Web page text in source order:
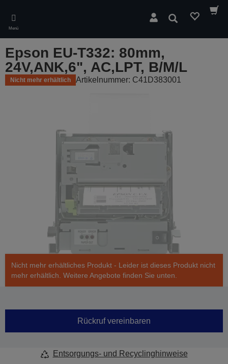
main
content
Menü
Suchen
Epson EU-T332: 80mm,
24V,ANK,6", AC,LPT, B/M/L
Nicht mehr erhältlich Artikelnummer: C41D383001
Nicht mehr erhältliches Produkt - Leider ist dieses Produkt nicht
mehr erhältlich. Weitere Angebote finden Sie unten.
Rückruf vereinbaren
Entsorgungs- und Recyclinghinweise